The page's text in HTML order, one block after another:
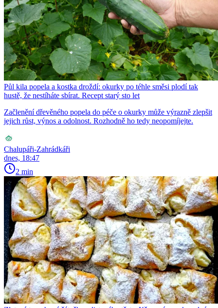
Půl kila popela a kostka droždí: okurky po téhle směsi plodí tak
hustě, že nestíháte sbírat. Recept starý sto let
Začlenění dřevěného popela do péče o okurky může výrazně zlepšit
jejich růst, výnos a odolnost. Rozhodně ho tedy neopomíjejte.
Chalupáři-Zahrádkáři
dnes, 18:47
2 min